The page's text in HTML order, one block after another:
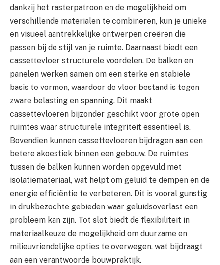
dankzij het rasterpatroon en de mogelijkheid om
verschillende materialen te combineren, kun je unieke
en visueel aantrekkelijke ontwerpen creëren die
passen bij de stijl van je ruimte. Daarnaast biedt een
cassettevloer structurele voordelen. De balken en
panelen werken samen om een sterke en stabiele
basis te vormen, waardoor de vloer bestand is tegen
zware belasting en spanning. Dit maakt
cassettevloeren bijzonder geschikt voor grote open
ruimtes waar structurele integriteit essentieel is.
Bovendien kunnen cassettevloeren bijdragen aan een
betere akoestiek binnen een gebouw. De ruimtes
tussen de balken kunnen worden opgevuld met
isolatiemateriaal, wat helpt om geluid te dempen en de
energie efficiëntie te verbeteren. Dit is vooral gunstig
in drukbezochte gebieden waar geluidsoverlast een
probleem kan zijn. Tot slot biedt de flexibiliteit in
materiaalkeuze de mogelijkheid om duurzame en
milieuvriendelijke opties te overwegen, wat bijdraagt
aan een verantwoorde bouwpraktijk.